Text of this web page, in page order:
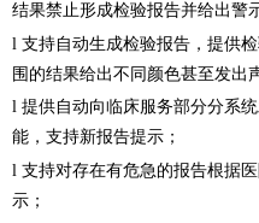
结果禁止形成检验报告并给出警
l 支持自动生成检验报告，提供
围的结果给出不同颜色甚至发出
l 提供自动向临床服务部分分系
能，支持新报告提示；
l 支持对存在有危急的报告根据
示；